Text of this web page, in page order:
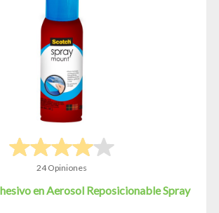
24 Opiniones
en Aerosol Reposicionable Spray